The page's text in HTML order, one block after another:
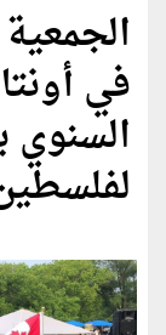
في
السنوي